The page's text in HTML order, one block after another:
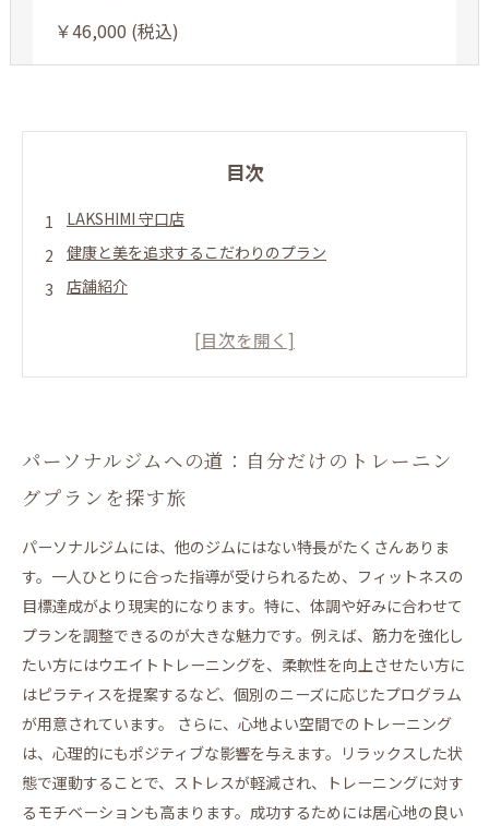
￥46,000 (税込)
目次
LAKSHIMI 守口店
健康と美を追求するこだわりのプラン
店舗紹介
パーソナルジムへの道：自分だけのトレーニングプラ
ンを探す旅
は？
ピラティスで見つける！姿勢改善と柔軟性向上の秘訣
トレーニングの効果を最大化するために必要なこと
トレーニングプランと心地よい環境が心と体に与える
影響
自分自身にぴったりのトレーニングスタイルを見つけ
よう！
LAKSHIMI 守口店
BEZEL
パーソナルジムへの道：自分だけのトレーニン
グプランを探す旅
パーソナルジムには、他のジムにはない特長がたくさんありま
す。一人ひとりに合った指導が受けられるため、フィットネスの
目標達成がより現実的になります。特に、体調や好みに合わせて
プランを調整できるのが大きな魅力です。例えば、筋力を強化し
たい方にはウエイトトレーニングを、柔軟性を向上させたい方に
はピラティスを提案するなど、個別のニーズに応じたプログラム
が用意されています。 さらに、心地よい空間でのトレーニング
は、心理的にもポジティブな影響を与えます。リラックスした状
態で運動することで、ストレスが軽減され、トレーニングに対す
るモチベーションも高まります。成功するためには居心地の良い